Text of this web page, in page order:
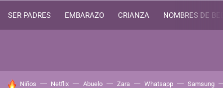
SER PADRES EMBARAZO CRIANZA NOMBRES DE
HOY SE HABLA DE
Niños Netflix Abuelo Zara Whatsapp Samsung